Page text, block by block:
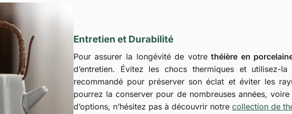
Entretien et Durabilité
Pour assurer la longévité de votrethéière en
d’entretien. Évitez les chocs thermiques et
recommandé pour préserver son éclat et éviter les
pourrez la conserver pour de nombreuses années,
d’options, n’hésitez pas à découvrir notre collection de